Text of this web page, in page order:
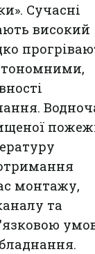
Сучасні
високий
монтажу,
та